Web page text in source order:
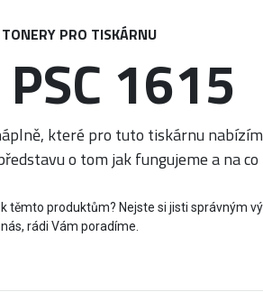
PRO TISKÁRNU
1615
které pro tuto tiskárnu
o tom jak fungujeme a na
těmto produktům? Nejste si jisti správným
rádi Vám poradíme.